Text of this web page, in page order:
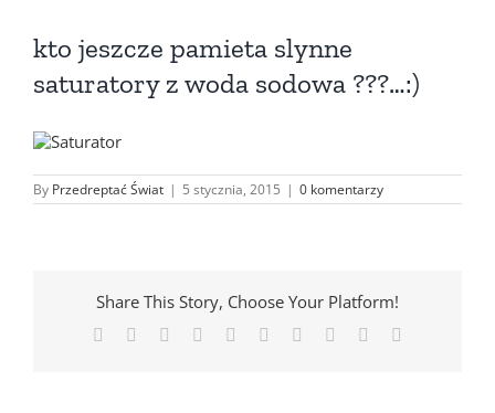
kto jeszcze pamieta slynne
saturatory z woda sodowa ???…:)
By Przedreptać Świat | 5 stycznia, 2015 | 0 komentarzy
Share This Story, Choose Your Platform!
Facebook Reddit LinkedInWhatsApp
TumblrPinterest Xing